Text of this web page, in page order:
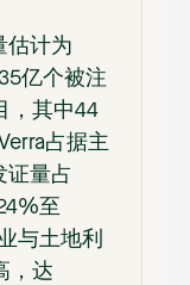
估计为
亿个被注
，其中44
占据主
证量占
至
与土地利
，达